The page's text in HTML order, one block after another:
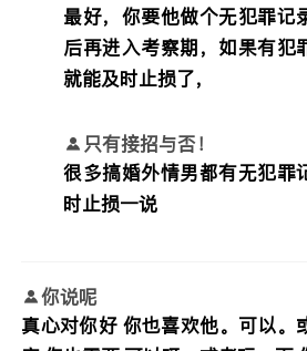
最好，你要他做个无犯罪记
后再进入考察期，如果有犯
就能及时止损了，
只有接招与否！
很多搞婚外情男都有无犯罪
时止损一说
你说呢
真心对你好 你也喜欢他。可以。